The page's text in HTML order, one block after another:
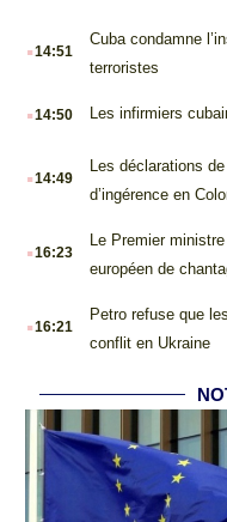
.14:51
Cuba condamne
terroristes
.14:50 Les infirmiers
.14:49
Les déclarations
d’ingérence en
.16:23
Le Premier
européen de
.16:21
Petro refuse que
conflit en Ukraine